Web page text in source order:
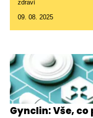
zdraví
09. 08. 2025
Gynclin: Vše,